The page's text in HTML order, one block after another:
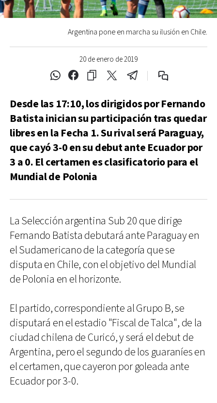
20 de enero de 2019
Argentina pone en marcha su ilusión en Chile.
Desde las 17:10, los dirigidos por Fernando
Batista inician su participación tras quedar
libres en la Fecha 1. Su rival será Paraguay,
que cayó 3-0 en su debut ante Ecuador por
3 a 0. El certamen es clasificatorio para el
Mundial de Polonia
La Selección argentina Sub 20 que dirige
Fernando Batista debutará ante Paraguay en
el Sudamericano de la categoría que se
disputa en Chile, con el objetivo del Mundial
de Polonia en el horizonte.
El partido, correspondiente al Grupo B, se
disputará en el estadio "Fiscal de Talca", de la
ciudad chilena de Curicó, y será el debut de
Argentina, pero el segundo de los guaraníes en
el certamen, que cayeron por goleada ante
Ecuador por 3-0.